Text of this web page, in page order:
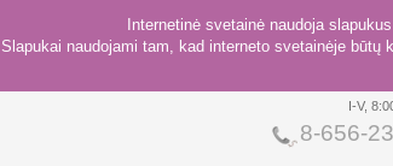
Internetinė svetainė naudoja
Slapukai naudojami tam, kad interneto svetainėje
I-V,
8-656-